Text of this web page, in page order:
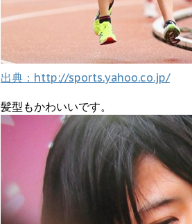
出典：http://sports.yahoo.co.jp/
髪型もかわいいです。